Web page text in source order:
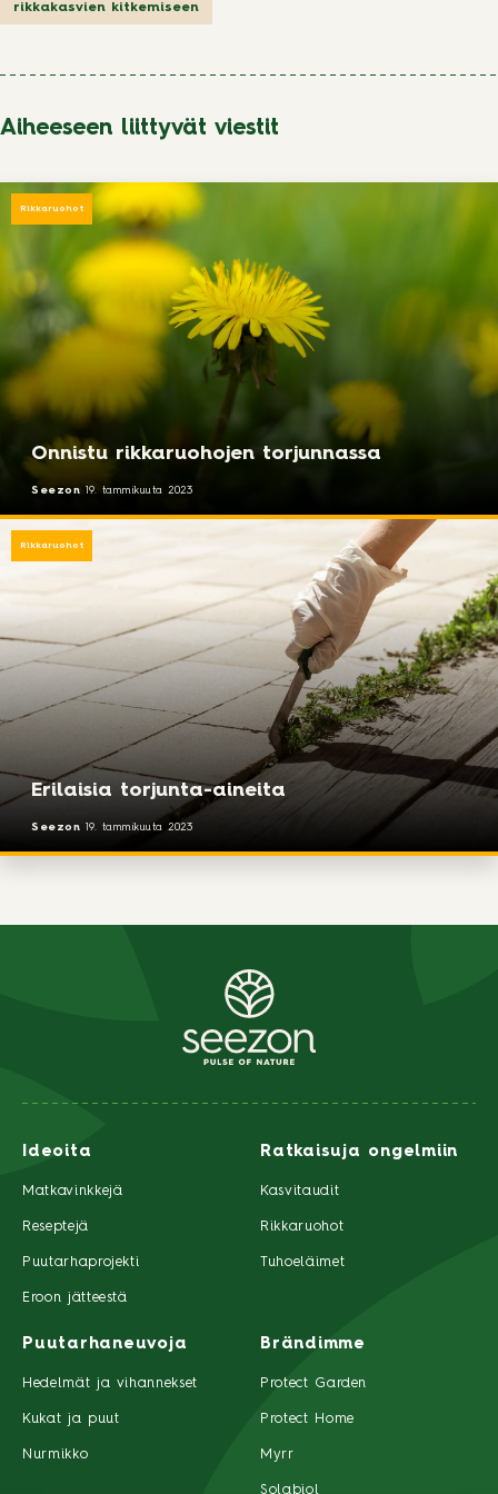
rikkakasvien kitkemiseen
Aiheeseen liittyvät viestit
Onnistu rikkaruohojen torjunnassa
Seezon 19. tammikuuta 2023
Rikkaruohot
Erilaisia torjunta-aineita
Seezon 19. tammikuuta 2023
Rikkaruohot
Ideoita
Matkavinkkejä
Reseptejä
Puutarhaprojekti
Eroon jätteestä
Ratkaisuja ongelmiin
Kasvitaudit
Rikkaruohot
Tuhoeläimet
Puutarhaneuvoja
Hedelmät ja vihannekset
Kukat ja puut
Nurmikko
Brändimme
Protect Garden
Protect Home
Myrr
Solabiol